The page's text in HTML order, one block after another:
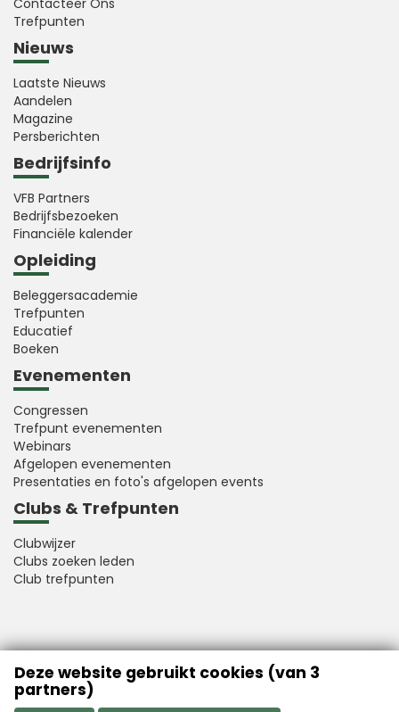
Contacteer Ons
Trefpunten
Nieuws
Laatste Nieuws
Aandelen
Magazine
Persberichten
Bedrijfsinfo
VFB Partners
Bedrijfsbezoeken
Financiële kalender
Opleiding
Beleggersacademie
Trefpunten
Educatief
Boeken
Evenementen
Congressen
Trefpunt evenementen
Webinars
Afgelopen evenementen
Presentaties en foto's afgelopen events
Clubs & Trefpunten
Clubwijzer
Clubs zoeken leden
Club trefpunten
VFB is a member of Better Finance
Deze website gebruikt cookies (van 3
partners)